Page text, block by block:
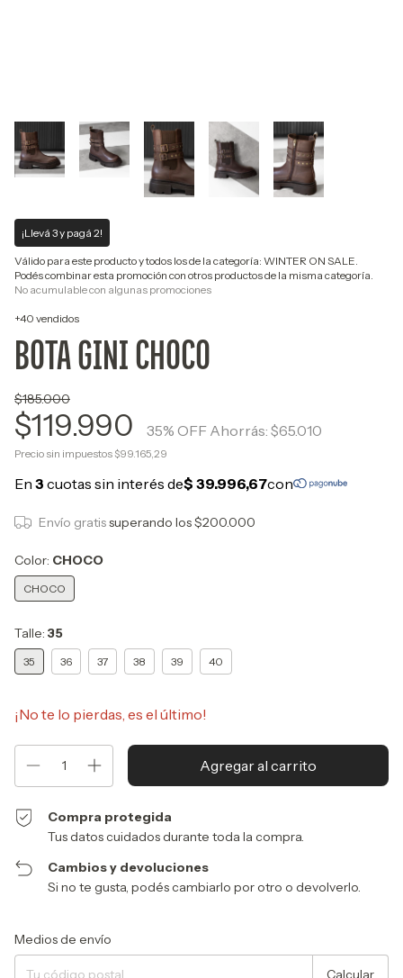
¡Llevá 3 y pagá 2!
Válido para este producto y todos los de la categoría: WINTER ON SALE.
Podés combinar esta promoción con otros productos de la misma categoría.
No acumulable con algunas promociones
+40 vendidos
BOTA GINI CHOCO
$185.000
$119.990 35% OFF Ahorrás: $65.010
Precio sin impuestos $99.165,29
Envío gratissuperando los$200.000
Color: CHOCO
CHOCO
Talle: 35
35 36 37 38 39 40
¡No te lo pierdas, es el último!
Compra protegida
Tus datos cuidados durante toda la compra.
Cambios y devoluciones
Si no te gusta, podés cambiarlo por otro o devolverlo.
Entregas para el CP:
Medios de envío
Calcular